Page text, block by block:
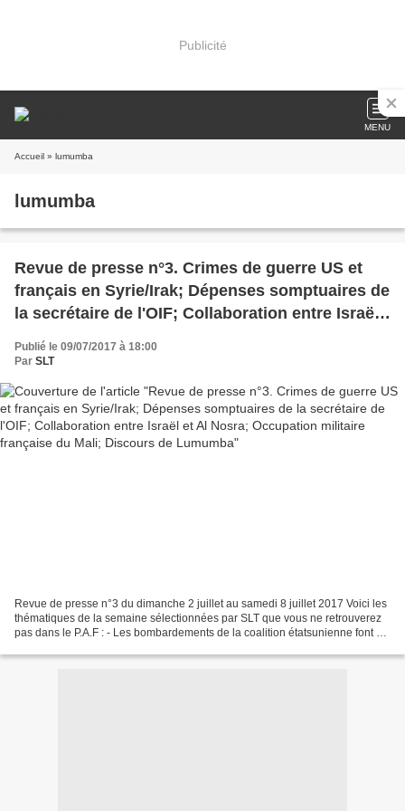
Publicité
MENU
Accueil » lumumba
lumumba
Revue de presse n°3. Crimes de guerre US et
français en Syrie/Irak; Dépenses somptuaires de
la secrétaire de l'OIF; Collaboration entre Israël
et Al Nosra; Occupation militaire française du
Mali; Discours de Lumumba
Publié le 09/07/2017 à 18:00
Par SLT
Revue de presse n°3 du dimanche 2 juillet au samedi 8 juillet 2017 Voici les
thématiques de la semaine sélectionnées par SLT que vous ne retrouverez
pas dans le P.A.F : - Les bombardements de la coalition étatsunienne font de